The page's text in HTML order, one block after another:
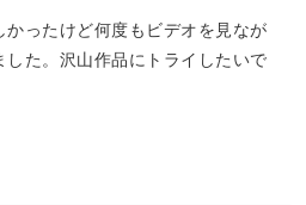
エは、一見難しそうに見えます
ったけど何度もビデオを見なが
た。沢山作品にトライしたいで